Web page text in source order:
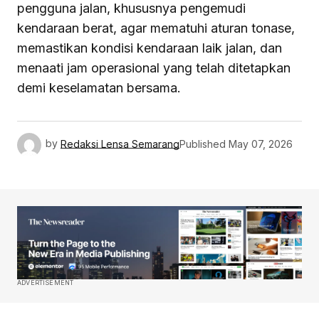
pengguna jalan, khususnya pengemudi
kendaraan berat, agar mematuhi aturan tonase,
memastikan kondisi kendaraan laik jalan, dan
menaati jam operasional yang telah ditetapkan
demi keselamatan bersama.
by Redaksi Lensa SemarangPublished May 07, 2026
ADVERTISEMENT